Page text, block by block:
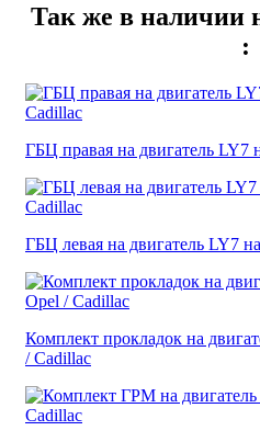
Так же в наличии
:
ГБЦ правая на двигатель LY7
ГБЦ левая на двигатель LY7
Комплект прокладок на
/ Cadillac